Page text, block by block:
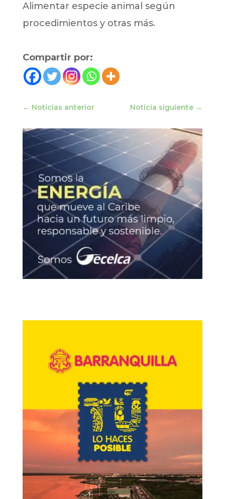
Alimentar especie animal según
procedimientos y otras más.
Compartir por:
← Noticias anterior Noticia siguiente →